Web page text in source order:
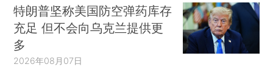
特朗普坚称美国防空弹药库存
充足 但不会向乌克兰提供更
多
2026年08月07日